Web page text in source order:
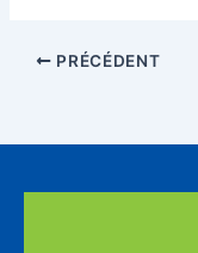
PRÉCÉDENT